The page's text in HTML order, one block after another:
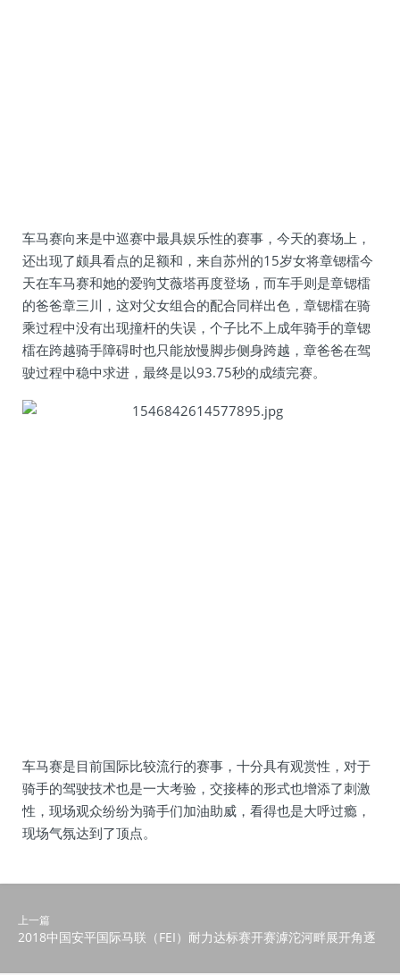
车马赛向来是中巡赛中最具娱乐性的赛事，今天的赛场上，
还出现了颇具看点的足额和，来自苏州的15岁女将章锶檑今
天在车马赛和她的爱驹艾薇塔再度登场，而车手则是章锶檑
的爸爸章三川，这对父女组合的配合同样出色，章锶檑在骑
乘过程中没有出现撞杆的失误，个子比不上成年骑手的章锶
檑在跨越骑手障碍时也只能放慢脚步侧身跨越，章爸爸在驾
驶过程中稳中求进，最终是以93.75秒的成绩完赛。
车马赛是目前国际比较流行的赛事，十分具有观赏性，对于
骑手的驾驶技术也是一大考验，交接棒的形式也增添了刺激
性，现场观众纷纷为骑手们加油助威，看得也是大呼过瘾，
现场气氛达到了顶点。
上一篇
2018中国安平国际马联（FEI）耐力达标赛开赛滹沱河畔展开角逐